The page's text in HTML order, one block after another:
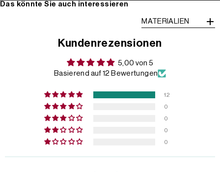
Das könnte Sie auch interessieren
MATERIALIEN
Kundenrezensionen
5,00 von 5
Basierend auf 12 Bewertungen
12
0
0
0
0